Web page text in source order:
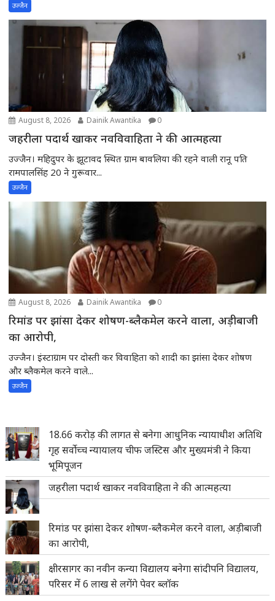
उज्जैन
August 8, 2026 Dainik Awantika 0
जहरीला पदार्थ खाकर नवविवाहिता ने की आत्महत्या
उज्जैन। महिदुपर के झूटावद स्थित ग्राम बावलिया की रहने वाली रानू पति
रामपालसिंह 20 ने गुरूवार...
उज्जैन
August 8, 2026 Dainik Awantika 0
रिमांड पर झांसा देकर शोषण-ब्लैकमेल करने वाला, अड़ीबाजी
का आरोपी,
उज्जैन। इंस्टाग्राम पर दोस्ती कर विवाहिता को शादी का झांसा देकर शोषण
और ब्लैकमेल करने वाले...
उज्जैन
18.66 करोड़ की लागत से बनेगा आधुनिक न्यायाधीश अतिथि
गृह सर्वोच्च न्यायालय चीफ जस्टिस और मुख्यमंत्री ने किया
भूमिपूजन
जहरीला पदार्थ खाकर नवविवाहिता ने की आत्महत्या
रिमांड पर झांसा देकर शोषण-ब्लैकमेल करने वाला, अड़ीबाजी
का आरोपी,
क्षीरसागर का नवीन कन्या विद्यालय बनेगा सांदीपनि विद्यालय,
परिसर में 6 लाख से लगेंगे पेवर ब्लॉक